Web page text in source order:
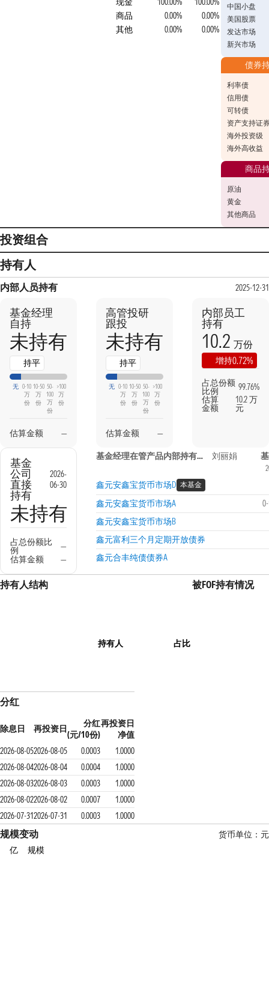
商品
0.00%
0.00%
其他
0.00% 0.00%
中国小盘
美国股票
发达市场
新兴市场
债券
利率债
信用债
可转债
资产支持证
海外投资级
海外高收益
商品
原油
黄金
其他商品
投资组合
持有人
内部人员持有 2025-12-31
基金经理
自持
未持有
持平
无 0-10
万
份
10-50
万
份
50-
100
万
份
>100
万
份
估算金额 —
高管投研
跟投
未持有
持平
无 0-10
万
份
10-50
万
份
50-
100
万
份
>100
万
份
估算金额 —
内部员工
持有
10.2 万份
增持0.72%
占总份额
比例
99.76%
估算
金额
10.2 万
元
基金
公司
直接
持有
2026-
06-30
未持有
占总份额比
例
—
估算金额
—
基金经理在管产品内部持有信息 刘丽娟
鑫元安鑫宝货币市场D 本基金
鑫元安鑫宝货币市场A
鑫元安鑫宝货币市场B
鑫元富利三个月定期开放债券
鑫元合丰纯债债券A
持有人结构
持有人 占比
被FOF持有情况
分红
除息日 再投资日
分红
(元/10份)
再投资日
净值
2026-08-052026-08-05 0.0003
1.0000
2026-08-042026-08-04 0.0004
1.0000
2026-08-032026-08-03 0.0003
1.0000
2026-08-022026-08-02 0.0007
1.0000
2026-07-312026-07-31 0.0003 1.0000
规模变动
货币单位：元
亿
规模